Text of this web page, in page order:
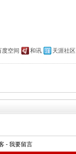
度空间 和讯 天涯社区
- 我要留言